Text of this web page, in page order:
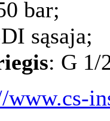
bar;
sąsaja;
: G 1/
www.cs-